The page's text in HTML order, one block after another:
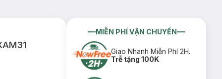
MIỄN PHÍ VẬN CHUYỂN
Giao Nhanh Miễn Phí 2H.
Trễ tặng 100K